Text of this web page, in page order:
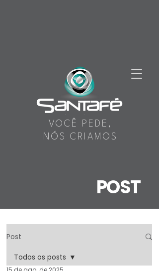
VOCÊ PEDE,
NÓS CRIAMOS
POST
Post
Todos os posts